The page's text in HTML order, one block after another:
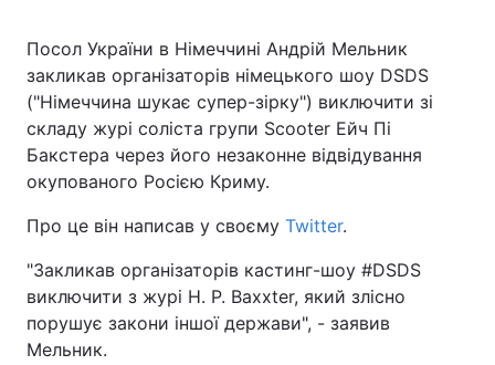
Посол України в Німеччині Андрій Мельник
закликав організаторів німецького шоу DSDS
("Німеччина шукає супер-зірку") виключити зі
складу журі соліста групи Scooter Ейч Пі
Бакстера через його незаконне відвідування
окупованого Росією Криму.
Про це він написав у своєму Twitter.
"Закликав організаторів кастинг-шоу #DSDS
виключити з журі H. P. Baxxter, який злісно
порушує закони іншої держави", - заявив
Мельник.